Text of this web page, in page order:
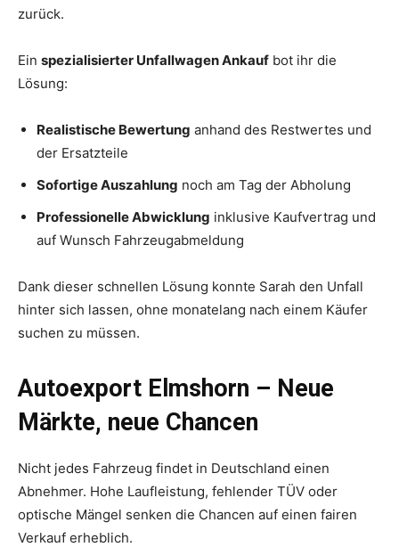
zurück.
Ein spezialisierter Unfallwagen Ankauf bot ihr die
Lösung:
Realistische Bewertung anhand des Restwertes und
der Ersatzteile
Sofortige Auszahlung noch am Tag der Abholung
Professionelle Abwicklung inklusive Kaufvertrag und
auf Wunsch Fahrzeugabmeldung
Dank dieser schnellen Lösung konnte Sarah den Unfall
hinter sich lassen, ohne monatelang nach einem Käufer
suchen zu müssen.
Autoexport Elmshorn – Neue
Märkte, neue Chancen
Nicht jedes Fahrzeug findet in Deutschland einen
Abnehmer. Hohe Laufleistung, fehlender TÜV oder
optische Mängel senken die Chancen auf einen fairen
Verkauf erheblich.